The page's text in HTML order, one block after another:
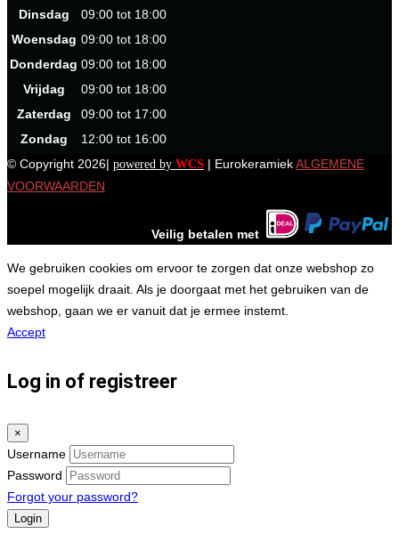
Dinsdag
09:00 tot 18:00
Woensdag 09:00 tot 18:00
Donderdag 09:00 tot 18:00
Vrijdag
09:00 tot 18:00
Zaterdag
09:00 tot 17:00
Zondag
12:00 tot 16:00
© Copyright 2026| powered by WCS | EurokeramiekALGEMENE
VOORWAARDEN
Veilig betalen met
We gebruiken cookies om ervoor te zorgen dat onze webshop zo
soepel mogelijk draait. Als je doorgaat met het gebruiken van de
webshop, gaan we er vanuit dat je ermee instemt.
Accept
Log in of registreer
×
Username
Password
Forgot your password?